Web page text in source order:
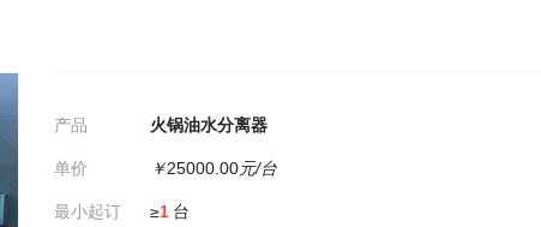
产品 火锅油水分离器
单价 ￥25000.00元/台
最小起订 ≥1 台